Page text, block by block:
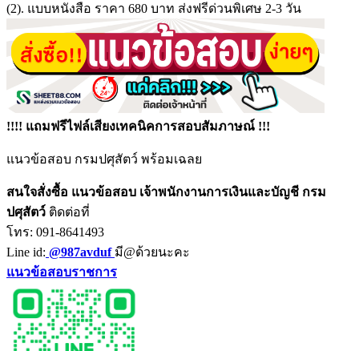
(2). แบบหนังสือ ราคา 680 บาท ส่งฟรีด่วนพิเศษ 2-3 วัน
!!!! แถมฟรีไฟล์เสียงเทคนิคการสอบสัมภาษณ์ !!!
แนวข้อสอบ กรมปศุสัตว์ พร้อมเฉลย
สนใจสั่งซื้อ แนวข้อสอบ เจ้าพนักงานการเงินและบัญชี กรม
ปศุสัตว์ ติดต่อที่
โทร: 091-8641493
Line id: @987avduf มี@ด้วยนะคะ
แนวข้อสอบราชการ